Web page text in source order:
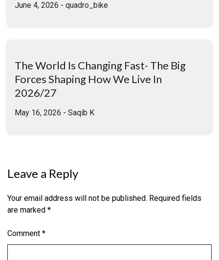
June 4, 2026 - quadro_bike
The World Is Changing Fast- The Big
Forces Shaping How We Live In
2026/27
May 16, 2026 - Saqib K
Leave a Reply
Your email address will not be published. Required fields
are marked *
Comment *